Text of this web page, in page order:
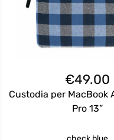
€49.00
Custodia per MacBook
Pro 13”